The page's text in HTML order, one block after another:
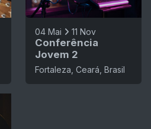
04 Mai 11 Nov
Conferência
Jovem 2
Fortaleza, Ceará, Brasil